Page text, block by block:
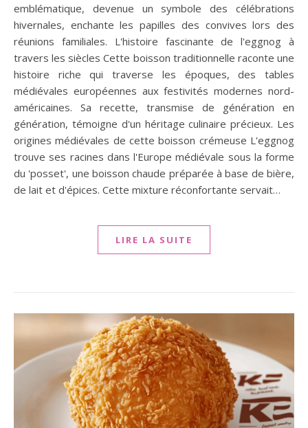
emblématique, devenue un symbole des célébrations
hivernales, enchante les papilles des convives lors des
réunions familiales. L'histoire fascinante de l'eggnog à
travers les siècles Cette boisson traditionnelle raconte une
histoire riche qui traverse les époques, des tables
médiévales européennes aux festivités modernes nord-
américaines. Sa recette, transmise de génération en
génération, témoigne d'un héritage culinaire précieux. Les
origines médiévales de cette boisson crémeuse L'eggnog
trouve ses racines dans l'Europe médiévale sous la forme
du 'posset', une boisson chaude préparée à base de bière,
de lait et d'épices. Cette mixture réconfortante servait…
LIRE LA SUITE